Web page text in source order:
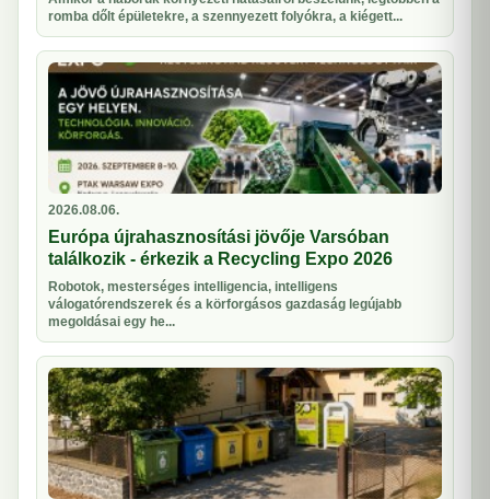
romba dőlt épületekre, a szennyezett folyókra, a kiégett...
2026.08.06.
Európa újrahasznosítási jövője Varsóban
találkozik - érkezik a Recycling Expo 2026
Robotok, mesterséges intelligencia, intelligens
válogatórendszerek és a körforgásos gazdaság legújabb
megoldásai egy he...